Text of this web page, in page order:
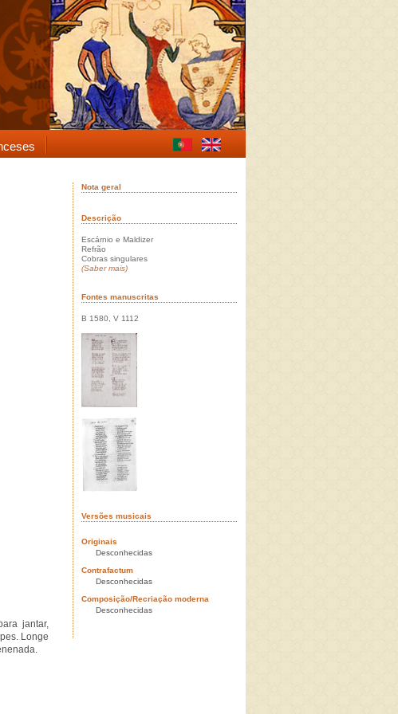
jantar,
Longe
Nota geral
Descrição
Escárnio e Maldizer
Refrão
Cobras singulares
(Saber mais)
Fontes manuscritas
B 1580, V 1112
Versões musicais
Originais
Desconhecidas
Contrafactum
Desconhecidas
Composição/Recriação moderna
Desconhecidas